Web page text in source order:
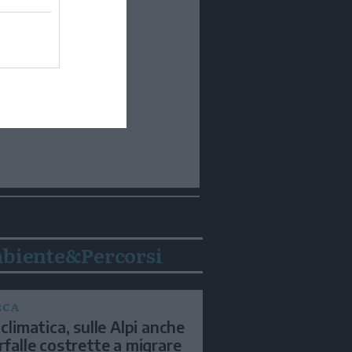
sulle Alpi anche
costrette a migrare